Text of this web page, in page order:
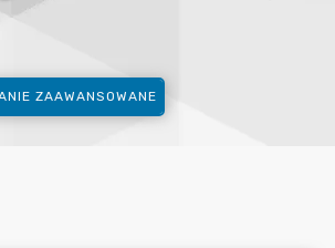
ZAAWANSOWANE